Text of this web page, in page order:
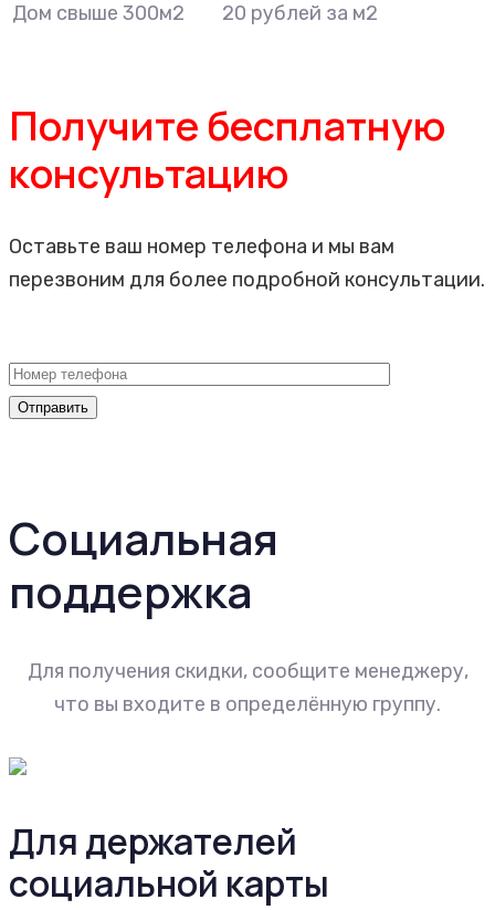
Дом свыше 300м2
20 рублей за м2
Получите бесплатную
консультацию
Оставьте ваш номер телефона и мы вам
перезвоним для более подробной консультации.
Социальная
поддержка
Для получения скидки, сообщите менеджеру,
что вы входите в определённую группу.
Для держателей
социальной карты